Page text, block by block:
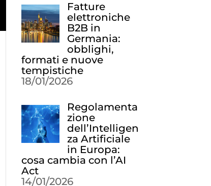
Fatture
elettroniche
B2B in
Germania:
obblighi,
formati e nuove
tempistiche
18/01/2026
Regolamenta
zione
dell’Intelligen
za Artificiale
in Europa:
cosa cambia con l’AI
Act
14/01/2026